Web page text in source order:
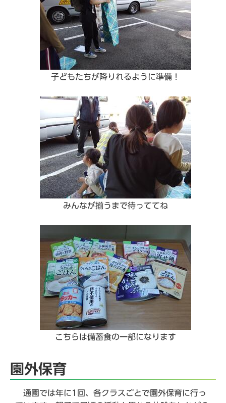
子どもたちが降りれるように準備！
みんなが揃うまで待っててね
こちらは備蓄食の一部になります
園外保育
通園では年に1回、各クラスごとで園外保育に行っ